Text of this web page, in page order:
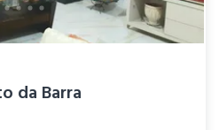
da Barra